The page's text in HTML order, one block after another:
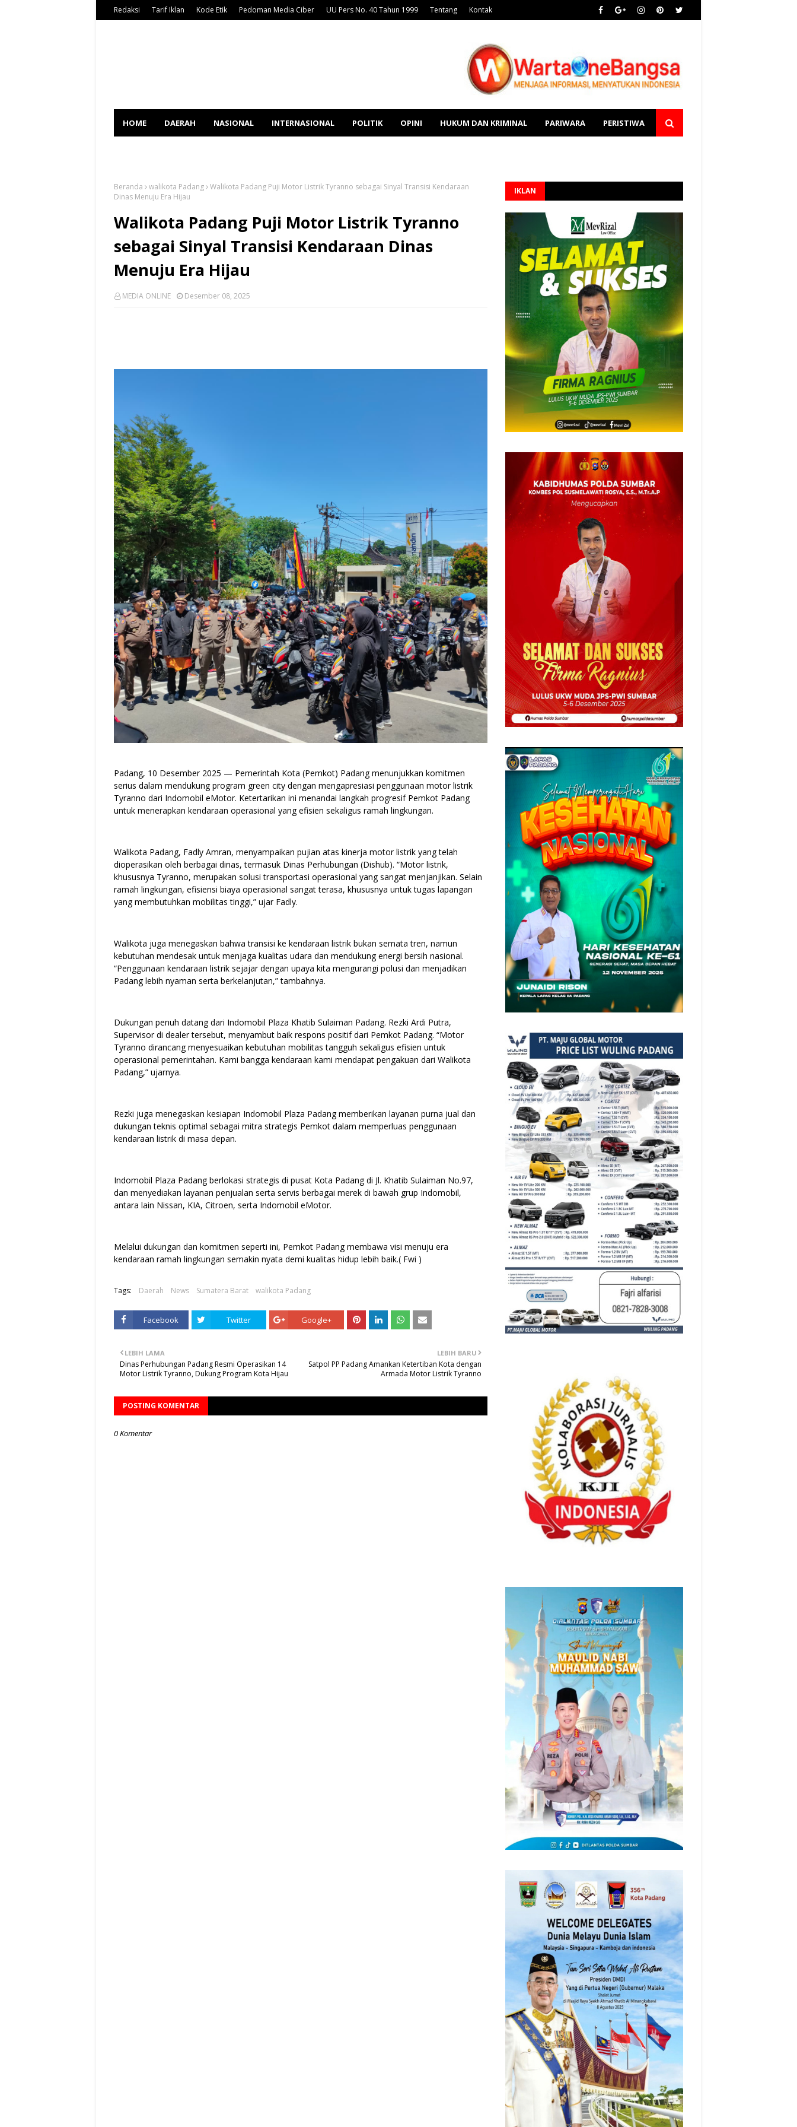
Redaksi Tarif Iklan Kode Etik Pedoman Media Ciber UU Pers No. 40 Tahun 1999 Tentang Kontak
HOME DAERAH NASIONAL INTERNASIONAL POLITIK OPINI HUKUM DAN KRIMINAL PARIWARA PERISTIWA
Beranda walikota Padang Walikota Padang Puji Motor Listrik Tyranno sebagai Sinyal Transisi Kendaraan
Dinas Menuju Era Hijau
Walikota Padang Puji Motor Listrik Tyranno
sebagai Sinyal Transisi Kendaraan Dinas
Menuju Era Hijau
MEDIA ONLINE Desember 08, 2025
Padang, 10 Desember 2025 — Pemerintah Kota (Pemkot) Padang menunjukkan komitmen
serius dalam mendukung program green city dengan mengapresiasi penggunaan motor listrik
Tyranno dari Indomobil eMotor. Ketertarikan ini menandai langkah progresif Pemkot Padang
untuk menerapkan kendaraan operasional yang efisien sekaligus ramah lingkungan.
Walikota Padang, Fadly Amran, menyampaikan pujian atas kinerja motor listrik yang telah
dioperasikan oleh berbagai dinas, termasuk Dinas Perhubungan (Dishub). “Motor listrik,
khususnya Tyranno, merupakan solusi transportasi operasional yang sangat menjanjikan. Selain
ramah lingkungan, efisiensi biaya operasional sangat terasa, khususnya untuk tugas lapangan
yang membutuhkan mobilitas tinggi,” ujar Fadly.
Walikota juga menegaskan bahwa transisi ke kendaraan listrik bukan semata tren, namun
kebutuhan mendesak untuk menjaga kualitas udara dan mendukung energi bersih nasional.
“Penggunaan kendaraan listrik sejajar dengan upaya kita mengurangi polusi dan menjadikan
Padang lebih nyaman serta berkelanjutan,” tambahnya.
Dukungan penuh datang dari Indomobil Plaza Khatib Sulaiman Padang. Rezki Ardi Putra,
Supervisor di dealer tersebut, menyambut baik respons positif dari Pemkot Padang. “Motor
Tyranno dirancang menyesuaikan kebutuhan mobilitas tangguh sekaligus efisien untuk
operasional pemerintahan. Kami bangga kendaraan kami mendapat pengakuan dari Walikota
Padang,” ujarnya.
Rezki juga menegaskan kesiapan Indomobil Plaza Padang memberikan layanan purna jual dan
dukungan teknis optimal sebagai mitra strategis Pemkot dalam memperluas penggunaan
kendaraan listrik di masa depan.
Indomobil Plaza Padang berlokasi strategis di pusat Kota Padang di Jl. Khatib Sulaiman No.97,
dan menyediakan layanan penjualan serta servis berbagai merek di bawah grup Indomobil,
antara lain Nissan, KIA, Citroen, serta Indomobil eMotor.
Melalui dukungan dan komitmen seperti ini, Pemkot Padang membawa visi menuju era
kendaraan ramah lingkungan semakin nyata demi kualitas hidup lebih baik.( Fwi )
Tags: Daerah News Sumatera Barat walikota Padang
Facebook Twitter Google+
LEBIH BARU
Satpol PP Padang Amankan Ketertiban Kota dengan
Armada Motor Listrik Tyranno
LEBIH LAMA
Dinas Perhubungan Padang Resmi Operasikan 14
Motor Listrik Tyranno, Dukung Program Kota Hijau
POSTING KOMENTAR
0 Komentar
IKLAN